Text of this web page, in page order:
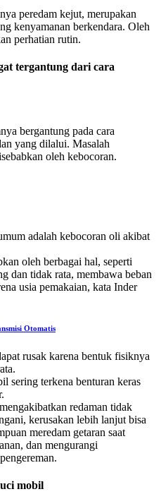
peredam kejut, merupakan
kenyamanan berkendara. Oleh
perhatian rutin.
tergantung dari cara
bergantung pada cara
yang dilalui. Masalah
oleh kebocoran.
adalah kebocoran oli akibat
oleh berbagai hal, seperti
dan tidak rata, membawa beban
usia pemakaian, kata Inder
Otomatis
rusak karena bentuk fisiknya
sering terkena benturan keras
redaman tidak
kerusakan lebih lanjut bisa
meredam getaran saat
dan mengurangi
mobil